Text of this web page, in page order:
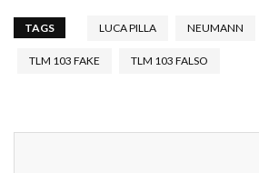
TAGS LUCA PILLA NEUMANN
TLM 103 FAKE TLM 103 FALSO